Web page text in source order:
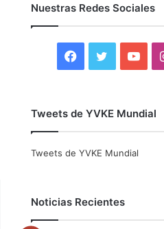
Nuestras Redes Sociales
F
c
o
i
r
Y
u
e
Tweets de YVKE Mundial
Tweets de YVKE Mundial
Noticias Recientes